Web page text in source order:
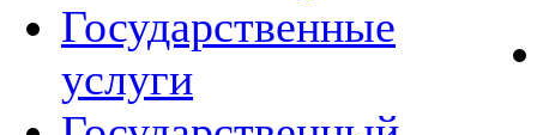
Государственные
услуги